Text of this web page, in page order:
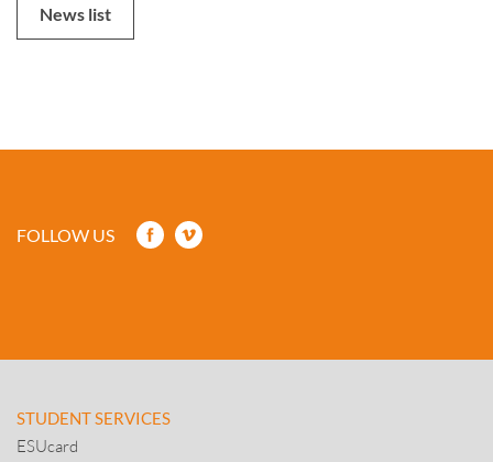
News list
FOLLOW US
STUDENT SERVICES
ESUcard